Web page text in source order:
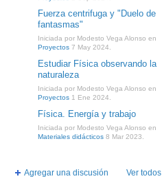
Fuerza centrifuga y "Duelo de
fantasmas"
Iniciada por Modesto Vega Alonso en
Proyectos 7 May 2024.
Estudiar Física observando la
naturaleza
Iniciada por Modesto Vega Alonso en
Proyectos 1 Ene 2024.
Física. Energía y trabajo
Iniciada por Modesto Vega Alonso en
Materiales didácticos 8 Mar 2023.
Agregar una discusión Ver todos